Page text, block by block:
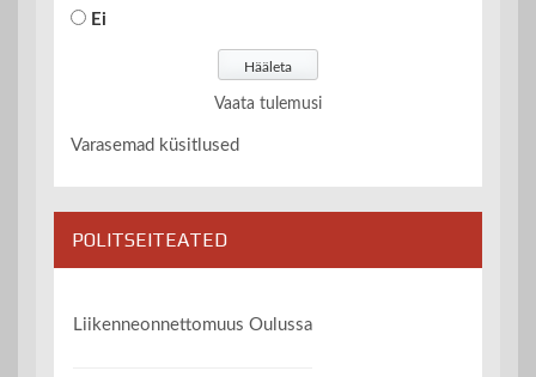
Ei
Vaata tulemusi
Varasemad küsitlused
POLITSEITEATED
Liikenneonnettomuus Oulussa